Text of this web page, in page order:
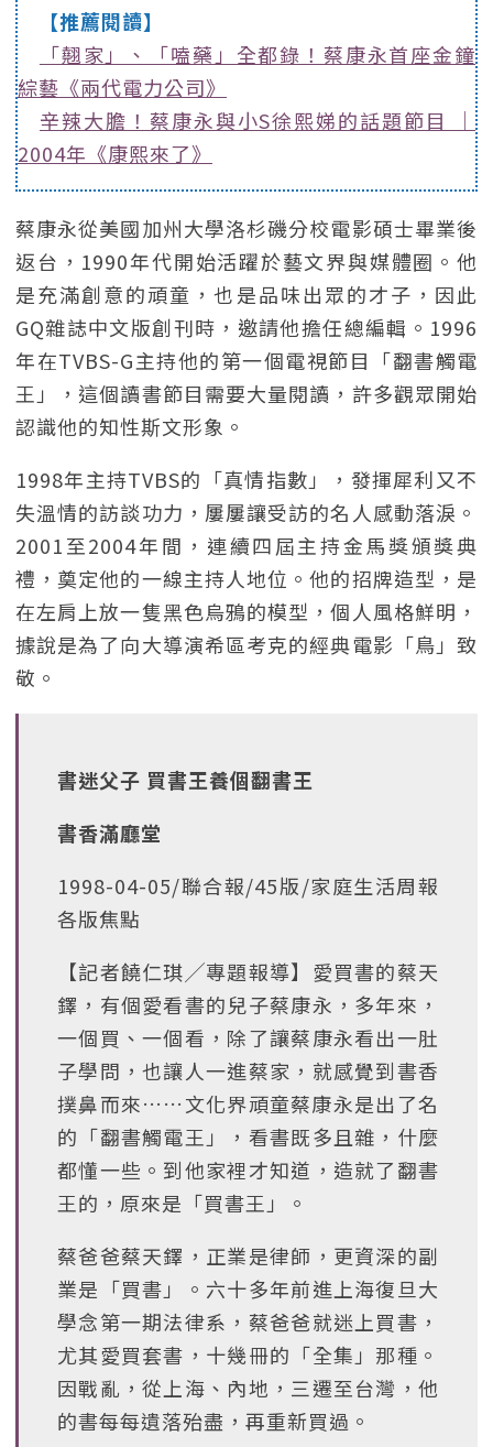
【推薦閱讀】
「翹家」、「嗑藥」全都錄！蔡康永首座金鐘
綜藝《兩代電力公司》
辛辣大膽！蔡康永與小S徐熙娣的話題節目 ｜
2004年《康熙來了》
蔡康永從美國加州大學洛杉磯分校電影碩士畢業後
返台，1990年代開始活躍於藝文界與媒體圈。他
是充滿創意的頑童，也是品味出眾的才子，因此
GQ雜誌中文版創刊時，邀請他擔任總編輯。1996
年在TVBS-G主持他的第一個電視節目「翻書觸電
王」，這個讀書節目需要大量閱讀，許多觀眾開始
認識他的知性斯文形象。
1998年主持TVBS的「真情指數」，發揮犀利又不
失溫情的訪談功力，屢屢讓受訪的名人感動落淚。
2001至2004年間，連續四屆主持金馬獎頒獎典
禮，奠定他的一線主持人地位。他的招牌造型，是
在左肩上放一隻黑色烏鴉的模型，個人風格鮮明，
據說是為了向大導演希區考克的經典電影「鳥」致
敬。
書迷父子 買書王養個翻書王
書香滿廳堂
1998-04-05/聯合報/45版/家庭生活周報
各版焦點
【記者饒仁琪╱專題報導】愛買書的蔡天
鐸，有個愛看書的兒子蔡康永，多年來，
一個買、一個看，除了讓蔡康永看出一肚
子學問，也讓人一進蔡家，就感覺到書香
撲鼻而來……文化界頑童蔡康永是出了名
的「翻書觸電王」，看書既多且雜，什麼
都懂一些。到他家裡才知道，造就了翻書
王的，原來是「買書王」。
蔡爸爸蔡天鐸，正業是律師，更資深的副
業是「買書」。六十多年前進上海復旦大
學念第一期法律系，蔡爸爸就迷上買書，
尤其愛買套書，十幾冊的「全集」那種。
因戰亂，從上海、內地，三遷至台灣，他
的書每每遺落殆盡，再重新買過。